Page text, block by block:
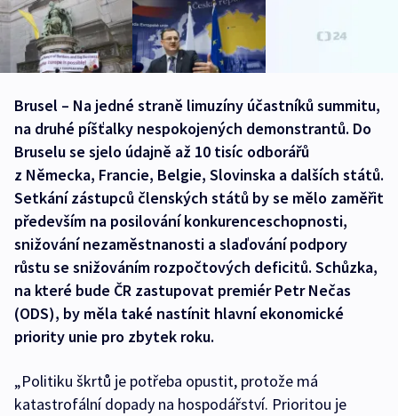
Brusel – Na jedné straně limuzíny účastníků summitu,
na druhé píšťalky nespokojených demonstrantů. Do
Bruselu se sjelo údajně až 10 tisíc odborářů
z Německa, Francie, Belgie, Slovinska a dalších států.
Setkání zástupců členských států by se mělo zaměřit
především na posilování konkurenceschopnosti,
snižování nezaměstnanosti a slaďování podpory
růstu se snižováním rozpočtových deficitů. Schůzka,
na které bude ČR zastupovat premiér Petr Nečas
(ODS), by měla také nastínit hlavní ekonomické
priority unie pro zbytek roku.
„Politiku škrtů je potřeba opustit, protože má
katastrofální dopady na hospodářství. Prioritou je